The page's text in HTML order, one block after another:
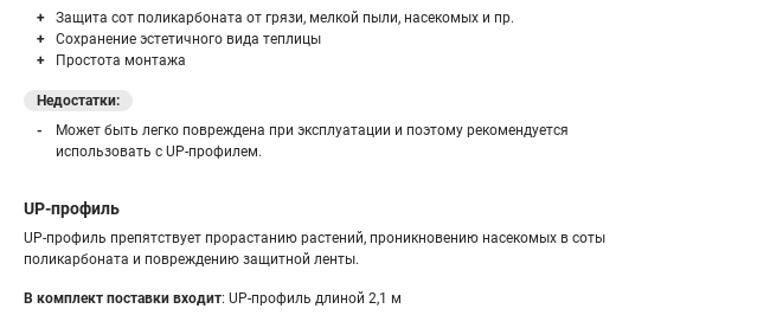
Защита сот поликарбоната от грязи, мелкой пыли, насекомых и пр.
Сохранение эстетичного вида теплицы
Простота монтажа
Недостатки:
Может быть легко повреждена при эксплуатации и поэтому рекомендуется
использовать с UP-профилем.
UP-профиль
UP-профиль препятствует прорастанию растений, проникновению насекомых в соты
поликарбоната и повреждению защитной ленты.
В комплект поставки входит: UP-профиль длиной 2,1 м